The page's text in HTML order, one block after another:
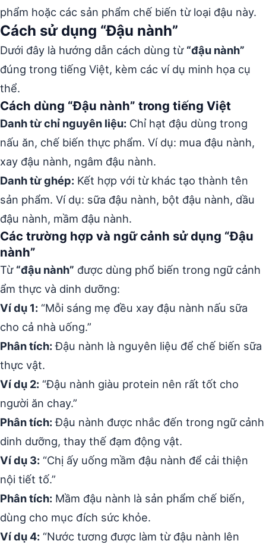
phẩm hoặc các sản phẩm chế biến từ loại đậu này.
Cách sử dụng “Đậu nành”
Dưới đây là hướng dẫn cách dùng từ “đậu nành”
đúng trong tiếng Việt, kèm các ví dụ minh họa cụ
thể.
Cách dùng “Đậu nành” trong tiếng Việt
Danh từ chỉ nguyên liệu: Chỉ hạt đậu dùng trong
nấu ăn, chế biến thực phẩm. Ví dụ: mua đậu nành,
xay đậu nành, ngâm đậu nành.
Danh từ ghép: Kết hợp với từ khác tạo thành tên
sản phẩm. Ví dụ: sữa đậu nành, bột đậu nành, dầu
đậu nành, mầm đậu nành.
Các trường hợp và ngữ cảnh sử dụng “Đậu
nành”
Từ “đậu nành” được dùng phổ biến trong ngữ cảnh
ẩm thực và dinh dưỡng:
Ví dụ 1: “Mỗi sáng mẹ đều xay đậu nành nấu sữa
cho cả nhà uống.”
Phân tích:Đậu nành là nguyên liệu để chế biến sữa
thực vật.
Ví dụ 2: “Đậu nành giàu protein nên rất tốt cho
người ăn chay.”
Phân tích:Đậu nành được nhắc đến trong ngữ cảnh
dinh dưỡng, thay thế đạm động vật.
Ví dụ 3: “Chị ấy uống mầm đậu nành để cải thiện
nội tiết tố.”
Phân tích: Mầm đậu nành là sản phẩm chế biến,
dùng cho mục đích sức khỏe.
Ví dụ 4: “Nước tương được làm từ đậu nành lên